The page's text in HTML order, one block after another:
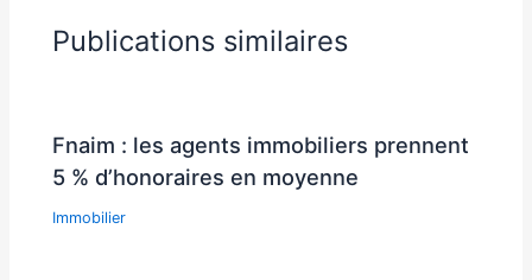
Publications similaires
Fnaim : les agents immobiliers prennent
5 % d’honoraires en moyenne
Immobilier